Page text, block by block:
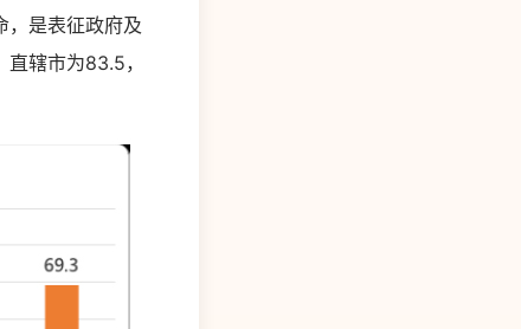
，是表征政府及
辖市为83.5，